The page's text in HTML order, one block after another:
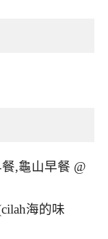
海的味